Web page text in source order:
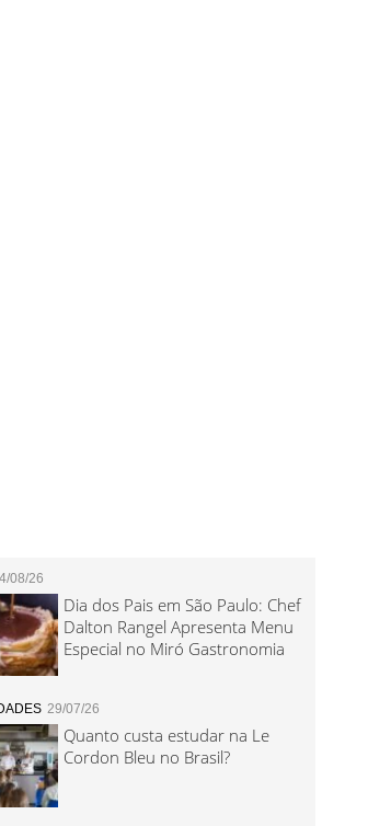
08/26
Dia dos Pais em São Paulo: Chef
Dalton Rangel Apresenta Menu
Especial no Miró Gastronomia
29/07/26
Quanto custa estudar na Le
Cordon Bleu no Brasil?